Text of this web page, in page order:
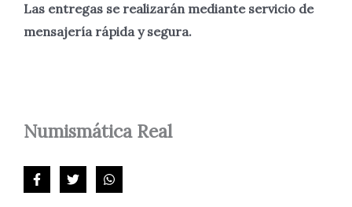
Las entregas se realizarán mediante servicio de
mensajería rápida y segura.
NumismáticaReal